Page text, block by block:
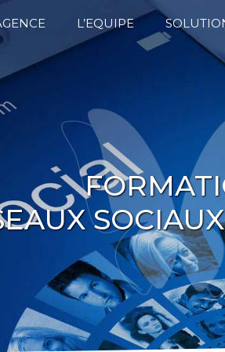
L’EQUIPE